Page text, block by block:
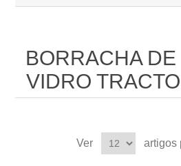
BORRACHA
VIDRO
Ver artigos